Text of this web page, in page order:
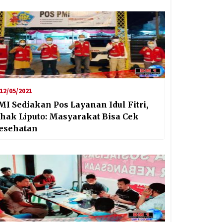
05/2021
Sediakan Pos Layanan Idul Fitri,
Liputo: Masyarakat Bisa Cek